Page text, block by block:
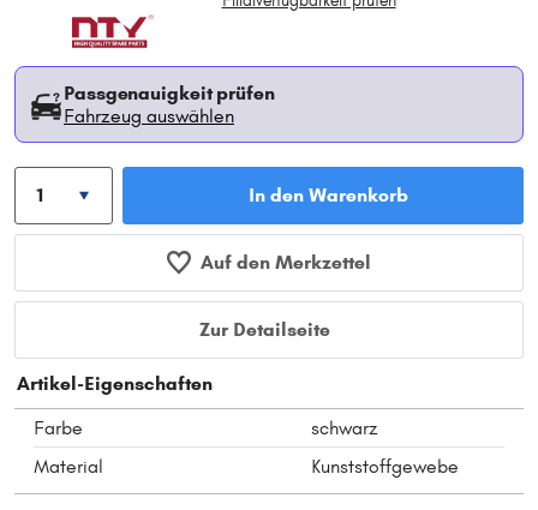
Passgenauigkeit prüfen
Fahrzeug auswählen
In den Warenkorb
Auf den Merkzettel
Zur Detailseite
Artikel-Eigenschaften
Farbe
schwarz
Material
Kunststoffgewebe